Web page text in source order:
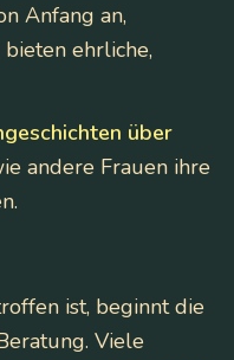
Anfang an,
ehrliche,
über
andere Frauen ihre
ist, beginnt die
Viele